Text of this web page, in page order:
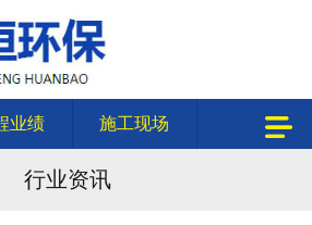
业绩 施工现场
行业资讯